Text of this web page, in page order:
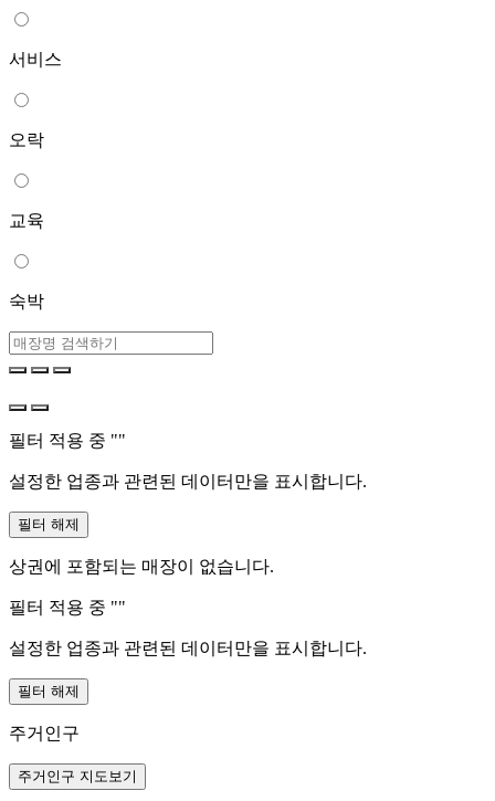
서비스
오락
교육
숙박
필터 적용 중 ""
설정한 업종과 관련된 데이터만을 표시합니다.
필터 해제
상권에 포함되는 매장이 없습니다.
필터 적용 중 ""
설정한 업종과 관련된 데이터만을 표시합니다.
필터 해제
주거인구
주거인구 지도보기